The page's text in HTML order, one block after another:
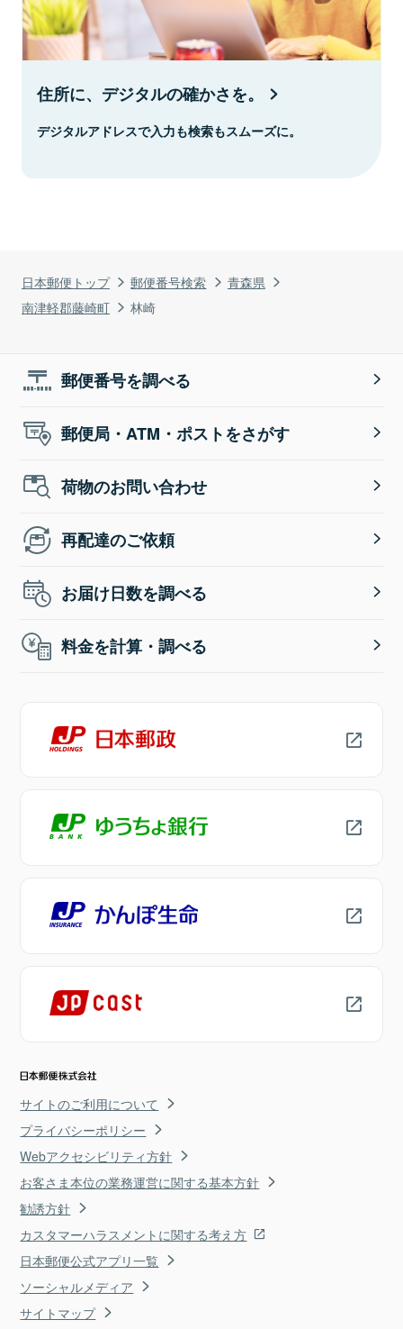
日本郵便トップ 郵便番号検索
青森県
南津軽郡藤崎町
林崎
住所に、デジタルの確かさを。
デジタルアドレスで入力も検索もスムーズに。
郵便番号を調べる
郵便局・ATM・ポストをさがす
荷物のお問い合わせ
再配達のご依頼
お届け日数を調べる
料金を計算・調べる
サイトのご利用について
プライバシーポリシー
Webアクセシビリティ方針
お客さま本位の業務運営に関する基本方針
勧誘方針
カスタマーハラスメントに関する考え方
日本郵便公式アプリ一覧
ソーシャルメディア
サイトマップ